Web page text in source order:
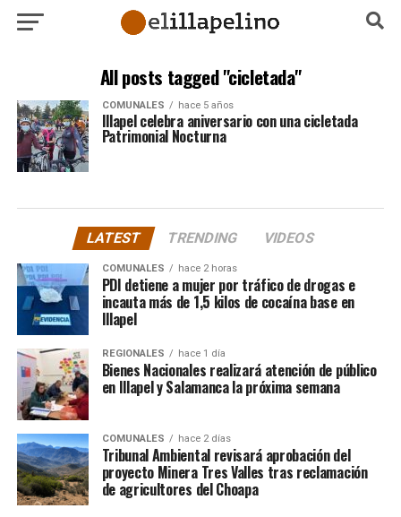
All posts tagged "cicletada"
COMUNALES hace 5 años
Illapel celebra aniversario con una cicletada
Patrimonial Nocturna
LATEST TRENDING VIDEOS
COMUNALES hace 2 horas
PDI detiene a mujer por tráfico de drogas e
incauta más de 1,5 kilos de cocaína base en
Illapel
REGIONALES hace 1 día
Bienes Nacionales realizará atención de público
en Illapel y Salamanca la próxima semana
COMUNALES hace 2 días
Tribunal Ambiental revisará aprobación del
proyecto Minera Tres Valles tras reclamación
de agricultores del Choapa